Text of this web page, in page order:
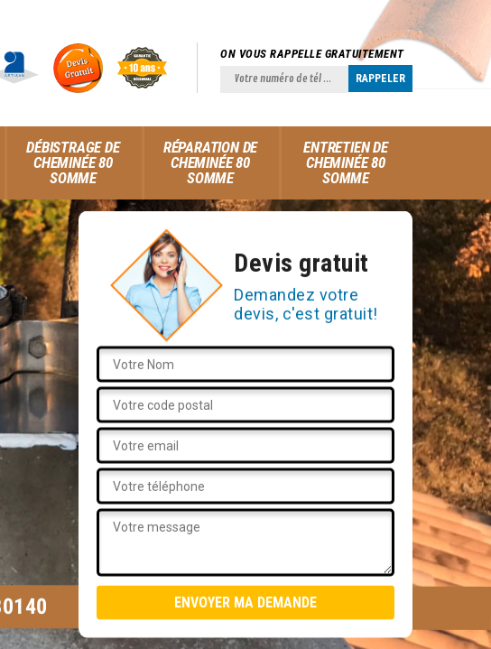
ON VOUS RAPPELLE GRATUITEMENT
DÉBISTRAGE DE
CHEMINÉE 80
SOMME
RÉPARATION DE
CHEMINÉE 80
SOMME
ENTRETIEN DE
CHEMINÉE 80
SOMME
Devis gratuit
Demandez votre
devis, c'est gratuit!